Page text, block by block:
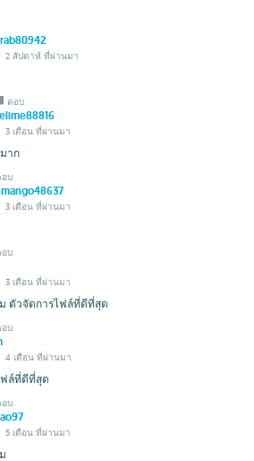
2 สัปดาห์ ที่ผ่านมา
ตอบ
3 เดือน ที่ผ่านมา
าก
บ
3 เดือน ที่ผ่านมา
บ
3 เดือน ที่ผ่านมา
ตัวจัดการไฟล์ที่ดีที่สุด
บ
4 เดือน ที่ผ่านมา
ล์ที่ดีที่สุด
บ
5 เดือน ที่ผ่านมา